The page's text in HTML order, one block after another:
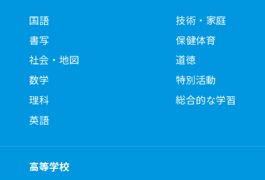
国語
書写
社会・地図
数学
理科
英語
技術・家庭
保健体育
道徳
特別活動
総合的な学習
高等学校